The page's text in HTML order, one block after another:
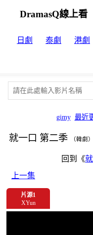
DramasQ線上看
日劇 泰劇 港劇
gimy 最近
就一口 第二季 （韓劇）
回到《
上一集
片源1
XYun